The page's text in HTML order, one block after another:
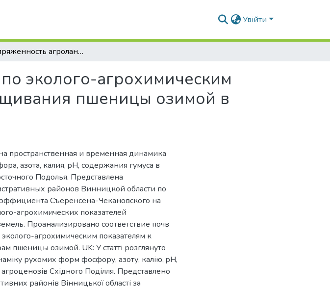
Увійти
Сопряженность агроландшафтов по эколого-агрохимическим показателям и перспективы выращивания пшеницы озимой в пределах Восточного Подолья
эколого-агрохимическим
пшеницы озимой в
пространственная и временная динамика
азота, калия, pH, содержания гумуса в
Подолья. Представлена
районов Винницкой области по
Съеренсена-Чекановского на
агрохимических показателей
Проанализировано соответствие почв
агрохимическим показателям к
пшеницы озимой. UK: У статті розглянуто
рухомих форм фосфору, азоту, калію, pH,
агроценозів Східного Поділля. Представлено
районів Вінницької області за